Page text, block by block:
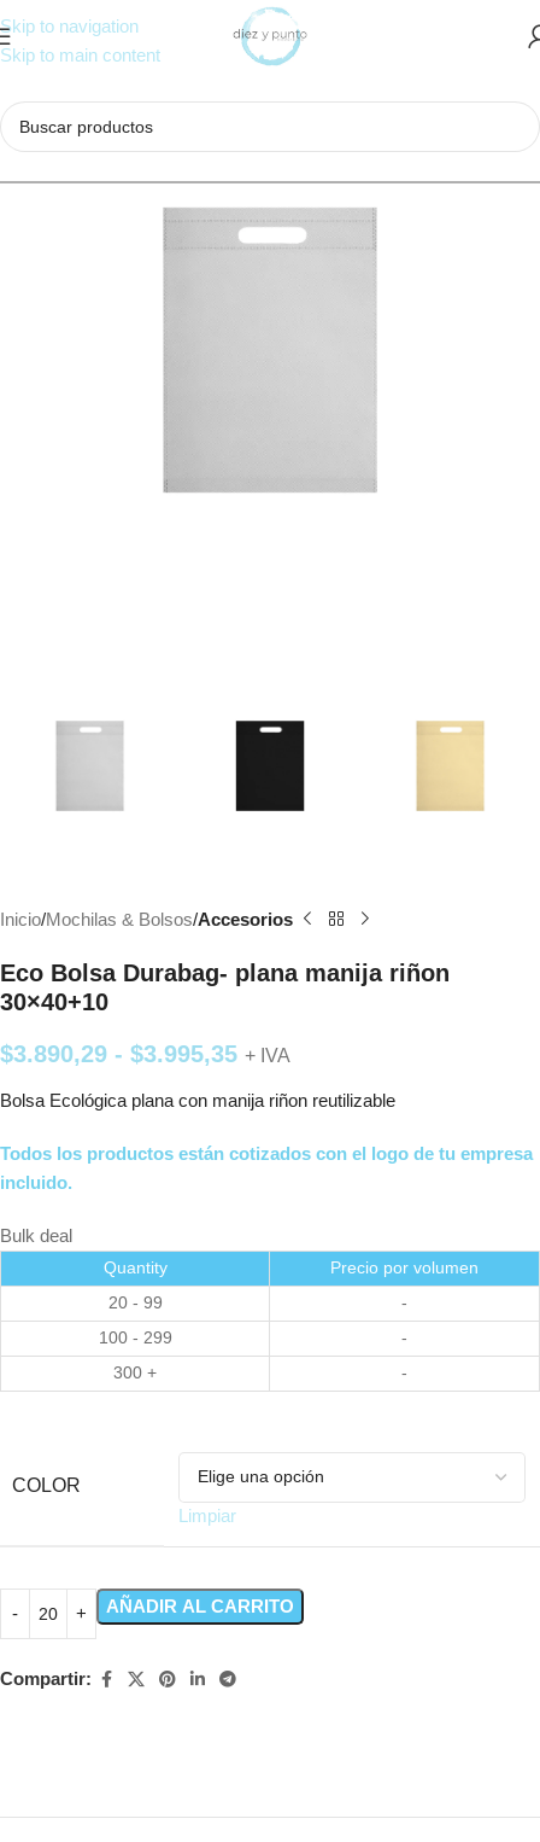
Skip to navigation
Skip to main content
Inicio Mochilas & Bolsos Accesorios
Eco Bolsa Durabag- plana manija riñon
30×40+10
$3.890,29 - $3.995,35 + IVA
Bolsa Ecológica plana con manija riñon reutilizable
Todos los productos están cotizados con el logo de tu empresa
incluido.
Bulk deal
Quantity
Precio por volumen
20 - 99
-
100 - 299
-
300 +
-
COLOR
Limpiar
AÑADIR AL CARRITO
Compartir: